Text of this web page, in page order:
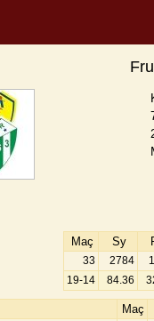
Maç Sy
33 2784
19-14
84.36
Maç